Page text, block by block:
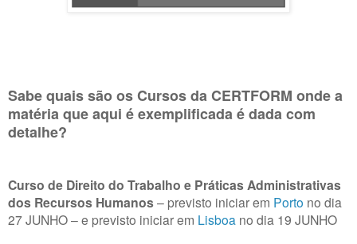
Sabe quais são os Cursos da CERTFORM onde a
matéria que aqui é exemplificada é dada com
detalhe?
Curso de Direito do Trabalho e Práticas Administrativas
dos Recursos Humanos– previsto iniciar em Porto no dia
27 JUNHO – e previsto iniciar em Lisboa no dia 19 JUNHO